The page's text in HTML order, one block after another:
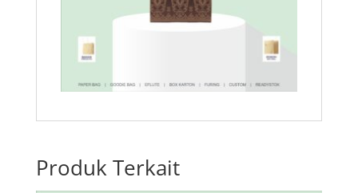
Produk Terkait